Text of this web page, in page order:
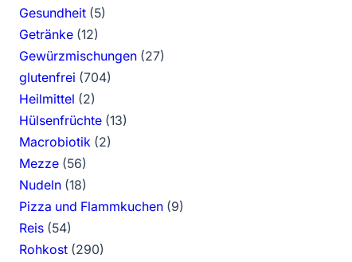
Gesundheit(5)
Getränke(12)
Gewürzmischungen(27)
glutenfrei (704)
Heilmittel (2)
Hülsenfrüchte(13)
Macrobiotik (2)
Mezze(56)
Nudeln(18)
Pizza und Flammkuchen(9)
Reis(54)
Rohkost(290)